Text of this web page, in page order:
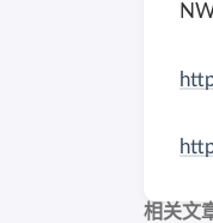
相关文